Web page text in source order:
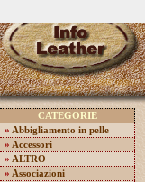
CATEGORIE
» Abbigliamento in pelle
» Accessori
» ALTRO
» Associazioni